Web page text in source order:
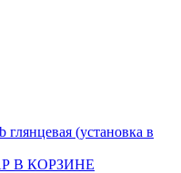
глянцевая (установка в
В КОРЗИНЕ